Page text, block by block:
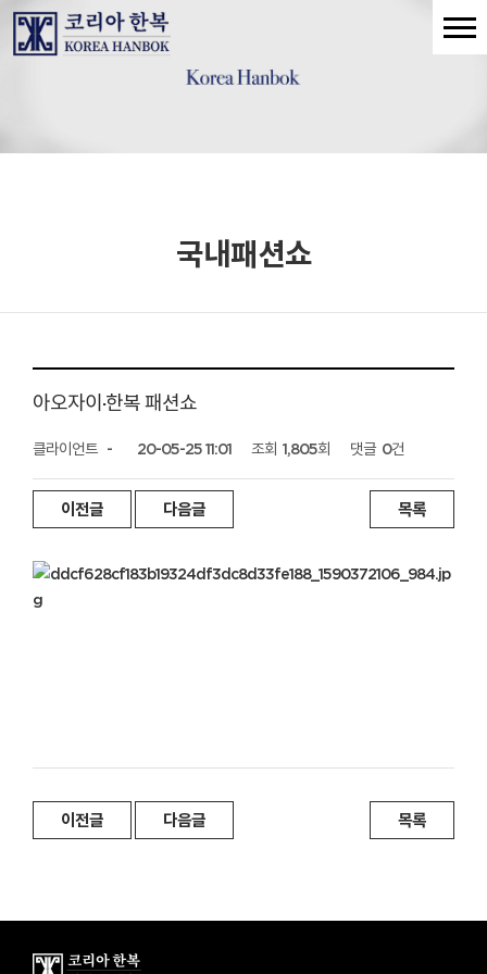
국내패션쇼
아오자이·한복 패션쇼
클라이언트 - 20-05-25 11:01 조회 1,805회 댓글 0건
이전글 다음글 목록
이전글 다음글 목록